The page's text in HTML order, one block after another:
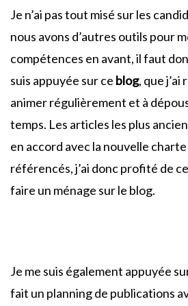
Je n’ai pas tout misé sur les
nous avons d’autres outils pour
compétences en avant, il faut
suis appuyée sur ce blog, que j’ai
animer régulièrement et à
temps. Les articles les plus
en accord avec la nouvelle
référencés, j’ai donc profité de
faire un ménage sur le blog.
Je me suis également appuyée
fait un planning de publications